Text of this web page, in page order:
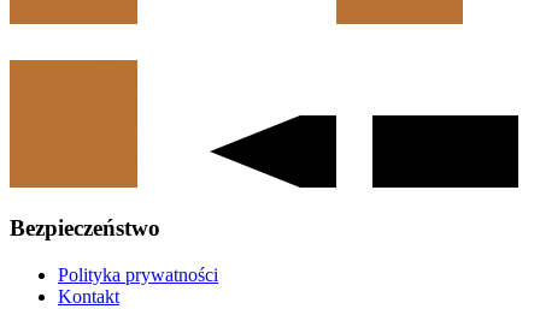
Bezpieczeństwo
Polityka prywatności
Kontakt